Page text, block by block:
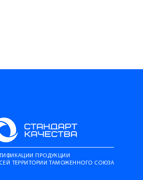
ПРОДУКЦИИ
ТЕРРИТОРИИ ТАМОЖЕННОГО СОЮЗА